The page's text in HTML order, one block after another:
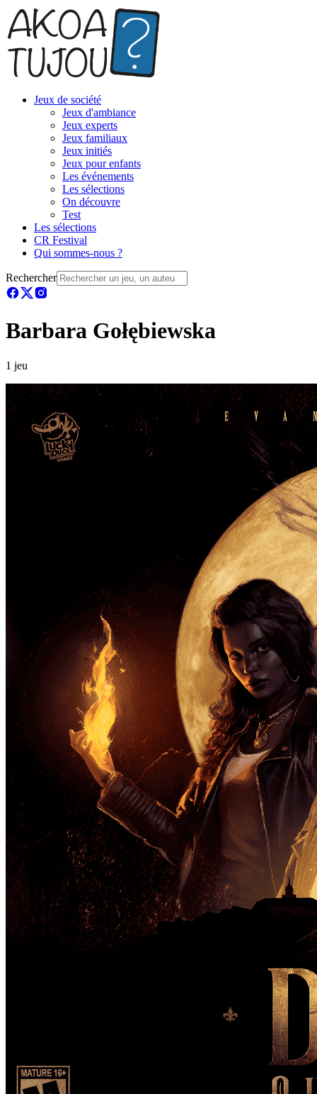
Jeux de société
Jeux d'ambiance
Jeux experts
Jeux familiaux
Jeux initiés
Jeux pour enfants
Les événements
Les sélections
On découvre
Test
Les sélections
CR Festival
Qui sommes-nous ?
Rechercher
Barbara Gołębiewska
1 jeu